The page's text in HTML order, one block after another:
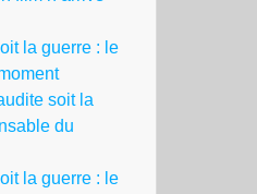
la guerre : le
soit la
du
la guerre : le